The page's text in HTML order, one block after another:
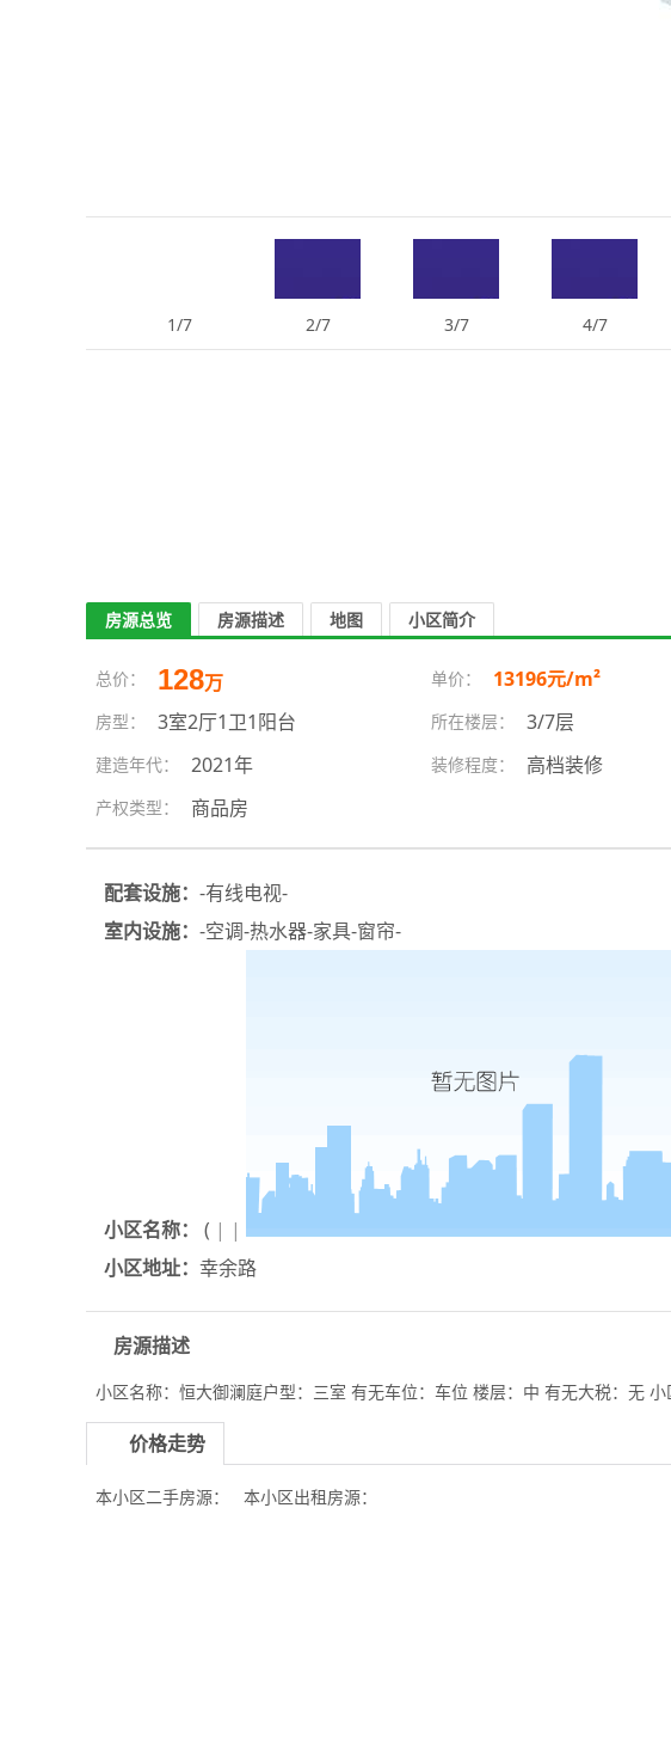
1/7 2/7 3/7 4/7
房源总览 房源描述 地图 小区简介
总价： 128万 单价： 13196元/m²
房型： 3室2厅1卫1阳台 所在楼层： 3/7层
建造年代： 2021年 装修程度： 高档装修
产权类型： 商品房
配套设施： -有线电视-
室内设施： -空调-热水器-家具-窗帘-
小区名称： ( | |
小区地址： 幸余路
房源描述
小区名称：恒大御澜庭户型：三室 有无车位：车位 楼层：中 有无大税：无
价格走势
本小区二手房源： 本小区出租房源：